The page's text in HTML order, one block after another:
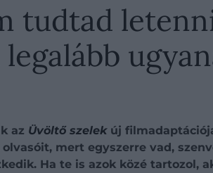
tudtad
az Üvöltő szelekúj
mert egyszerre vad,
Ha te is azok közé